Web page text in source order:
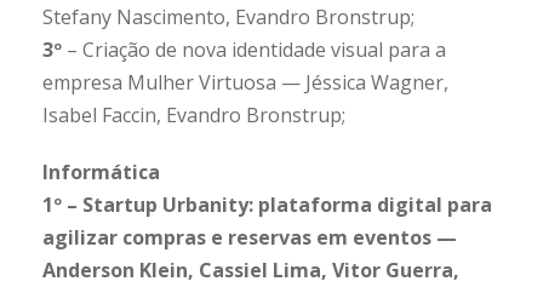
Stefany Nascimento, Evandro Bronstrup;
3º – Criação de nova identidade visual para a
empresa Mulher Virtuosa — Jéssica Wagner,
Isabel Faccin, Evandro Bronstrup;
Informática
1º – Startup Urbanity: plataforma digital para
agilizar compras e reservas em eventos —
Anderson Klein, Cassiel Lima, Vitor Guerra,